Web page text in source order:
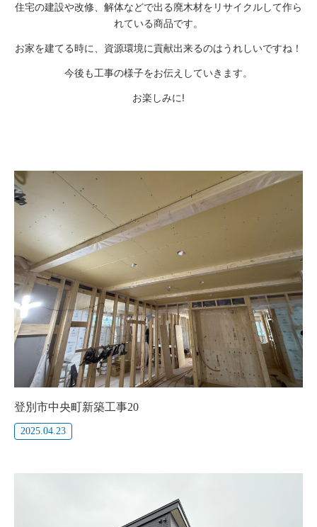
住宅の建設や改修、解体などで出る廃木材をリサイクルして作ら
れている商品です。
お家を建てる時に、資源環境に貢献出来るのはうれしいですね！
今後も工事の様子をお伝えしていきます。
お楽しみに!
登別市中央町新築工事20
2025.04.23